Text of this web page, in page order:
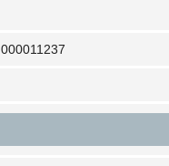
000011237